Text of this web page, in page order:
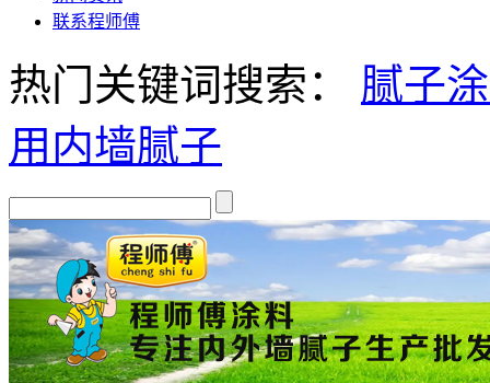
联系程师傅
热门关键词搜索： 腻子
用 内墙腻子